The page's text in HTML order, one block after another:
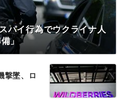
パイ行為でウクライナ人
」
撃墜、ロ